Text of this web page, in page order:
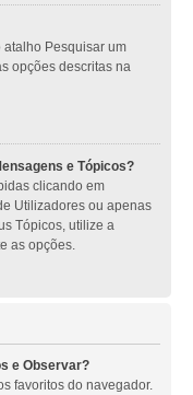
Pesquisar um
opções descritas na
e Tópicos?
clicando em
Utilizadores ou apenas
Tópicos, utilize a
as opções.
e Observar?
favoritos do navegador.